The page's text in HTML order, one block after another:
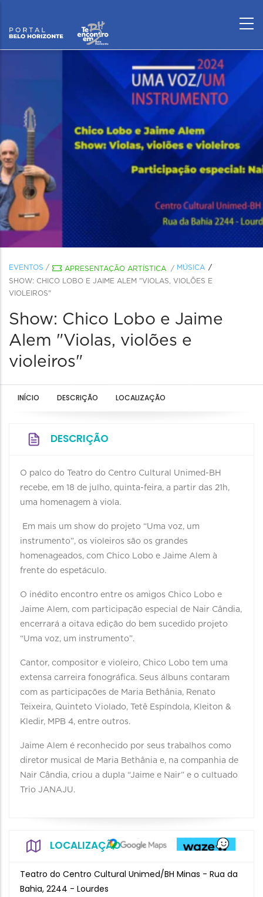
EVENTOS / APRESENTAÇÃO ARTÍSTICA / MÚSICA
SHOW: CHICO LOBO E JAIME ALEM "VIOLAS, VIOLÕES E
VIOLEIROS"
Show: Chico Lobo e Jaime
Alem "Violas, violões e
violeiros"
INÍCIO DESCRIÇÃO LOCALIZAÇÃO
DESCRIÇÃO
O palco do Teatro do Centro Cultural Unimed-BH
recebe, em 18 de julho, quinta-feira, a partir das 21h,
uma homenagem à viola.
Em mais um show do projeto “Uma voz, um
instrumento”, os violeiros são os grandes
homenageados, com Chico Lobo e Jaime Alem à
frente do espetáculo.
O inédito encontro entre os amigos Chico Lobo e
Jaime Alem, com participação especial de Nair Cândia,
encerrará a oitava edição do bem sucedido projeto
“Uma voz, um instrumento”.
Cantor, compositor e violeiro, Chico Lobo tem uma
extensa carreira fonográfica. Seus álbuns contaram
com as participações de Maria Bethânia, Renato
Teixeira, Quinteto Violado, Tetê Espíndola, Kleiton &
Kledir, MPB 4, entre outros.
Jaime Alem é reconhecido por seus trabalhos como
diretor musical de Maria Bethânia e, na companhia de
Nair Cândia, criou a dupla “Jaime e Nair” e o cultuado
Trio JANAJU.
LOCALIZAÇÃO
Teatro do Centro Cultural Unimed/BH Minas - Rua da
Bahia, 2244 - Lourdes